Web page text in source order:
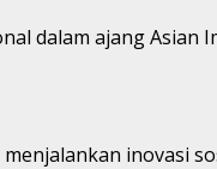
dalam ajang Asian
inovasi